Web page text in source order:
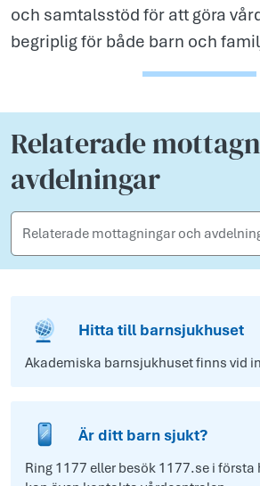
och samtalsstöd för att göra
begriplig för både barn och
Relaterade
avdelningar
Filtrera genom att skriva...
Hitta till barnsjukhuset
Akademiska barnsjukhuset finns vid
Är ditt barn sjukt?
Ring 1177 eller besök 1177.se i första